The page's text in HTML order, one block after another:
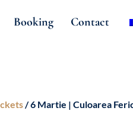
Booking Contact
/ 6 Martie | Culoarea